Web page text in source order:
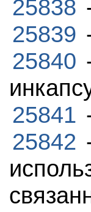
25838
25839
25840
25841
25842